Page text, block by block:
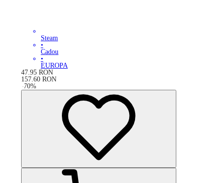
Steam
•
Cadou
•
EUROPA
47.95 RON
157.60 RON
-70%